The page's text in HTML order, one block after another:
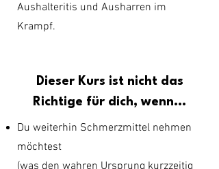
Aushalteritis und Ausharren im
Krampf.
Dieser Kurs ist nicht das
Richtige für dich, wenn...
Du weiterhin Schmerzmittel nehmen
möchtest
(was den wahren Ursprung kurzzeitig